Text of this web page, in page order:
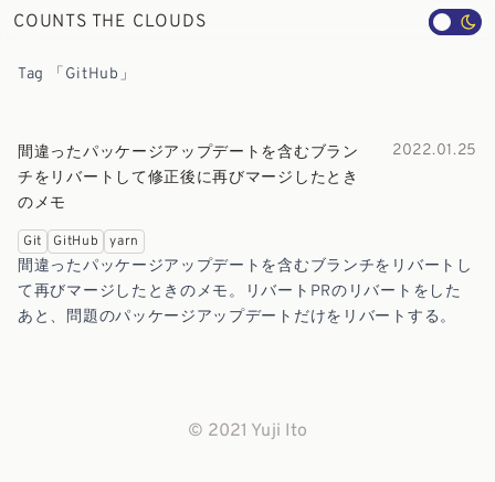
COUNTS THE CLOUDS
Tag 「GitHub」
間違ったパッケージアップデートを含むブラン
チをリバートして修正後に再びマージしたとき
のメモ
2022.01.25
Git GitHub yarn
間違ったパッケージアップデートを含むブランチをリバートし
て再びマージしたときのメモ。リバートPRのリバートをした
あと、問題のパッケージアップデートだけをリバートする。
© 2021 Yuji Ito